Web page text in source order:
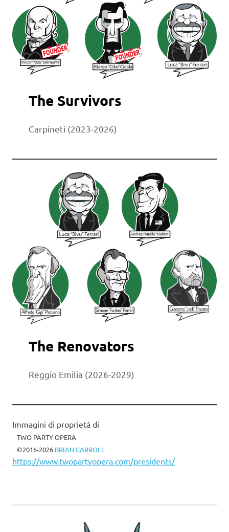
The Survivors
Carpineti (2023-2026)
The Renovators
Reggio Emilia (2026-2029)
Immagini di proprietà di
TWO PARTY OPERA
©2016-2026 BRIAN CARROLL
https://www.twopartyopera.com/presidents/